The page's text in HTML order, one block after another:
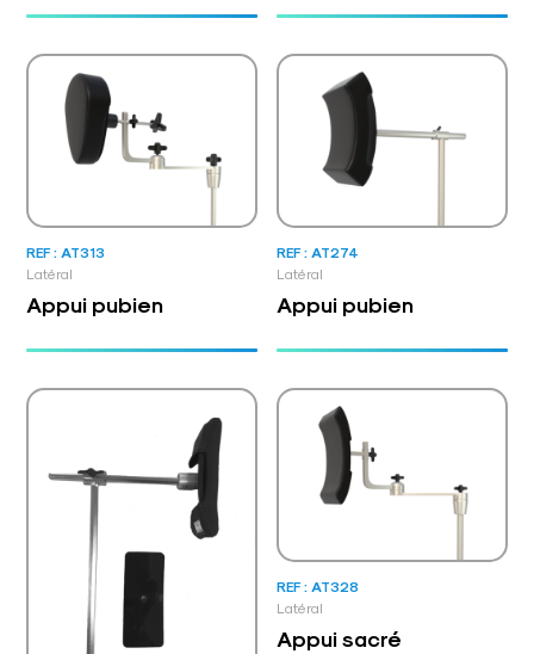
Latéral
REF : AT313
Appui pubien
Latéral
REF : AT274
Appui pubien
Latéral
REF : AT328
Appui sacré